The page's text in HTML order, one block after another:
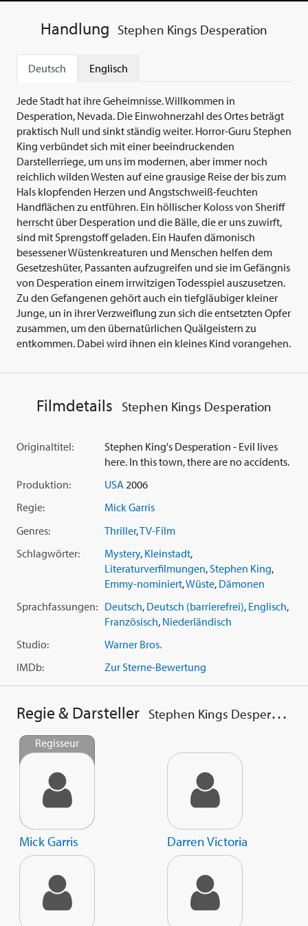
Handlung Stephen Kings Desperation
Deutsch Englisch
Jede Stadt hat ihre Geheimnisse. Willkommen in
Desperation, Nevada. Die Einwohnerzahl des Ortes beträgt
praktisch Null und sinkt ständig weiter. Horror-Guru Stephen
King verbündet sich mit einer beeindruckenden
Darstellerriege, um uns im modernen, aber immer noch
reichlich wilden Westen auf eine grausige Reise der bis zum
Hals klopfenden Herzen und Angstschweiß-feuchten
Handflächen zu entführen. Ein höllischer Koloss von Sheriff
herrscht über Desperation und die Bälle, die er uns zuwirft,
sind mit Sprengstoff geladen. Ein Haufen dämonisch
besessener Wüstenkreaturen und Menschen helfen dem
Gesetzeshüter, Passanten aufzugreifen und sie im Gefängnis
von Desperation einem irrwitzigen Todesspiel auszusetzen.
Zu den Gefangenen gehört auch ein tiefgläubiger kleiner
Junge, un in ihrer Verzweiflung zun sich die entsetzten Opfer
zusammen, um den übernatürlichen Quälgeistern zu
entkommen. Dabei wird ihnen ein kleines Kind vorangehen.
Filmdetails Stephen Kings Desperation
Originaltitel:
Stephen King's Desperation - Evil lives
here. In this town, there are no accidents.
Produktion:
USA2006
Regie:
Mick Garris
Genres:
Thriller,TV-Film
Schlagwörter:
Mystery, Kleinstadt,
Literaturverfilmungen, Stephen King,
Emmy-nominiert,Wüste, Dämonen
Sprachfassungen: Deutsch, Deutsch (barrierefrei), Englisch,
Französisch, Niederländisch
Studio:
Warner Bros.
IMDb:
Zur Sterne-Bewertung
Regie & Darsteller Stephen Kings Desperation
Regisseur
Mick Garris Darren Victoria